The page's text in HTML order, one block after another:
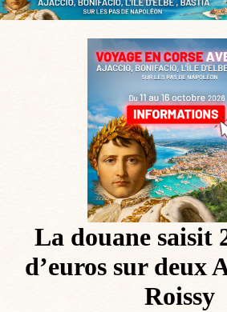
La douane saisit
d’euros sur deux
Roissy